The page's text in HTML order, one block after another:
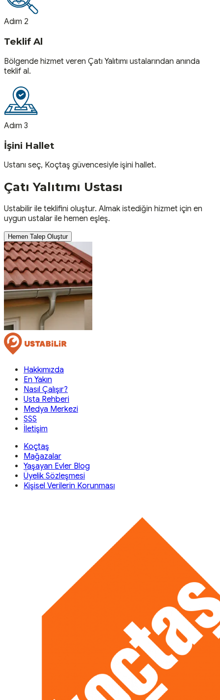
Adım 2
Teklif Al
Bölgende hizmet veren Çatı Yalıtımı ustalarından anında
teklif al.
Adım 3
İşini Hallet
Ustanı seç, Koçtaş güvencesiyle işini hallet.
Çatı Yalıtımı Ustası
Ustabilir ile teklifini oluştur. Almak istediğin hizmet için en
uygun ustalar ile hemen eşleş.
Hemen Talep Oluştur
Hakkımızda
En Yakın
Nasıl Çalışır?
Usta Rehberi
Medya Merkezi
SSS
İletişim
Koçtaş
Mağazalar
Yaşayan Evler Blog
Üyelik Sözleşmesi
Kişisel Verilerin Korunması